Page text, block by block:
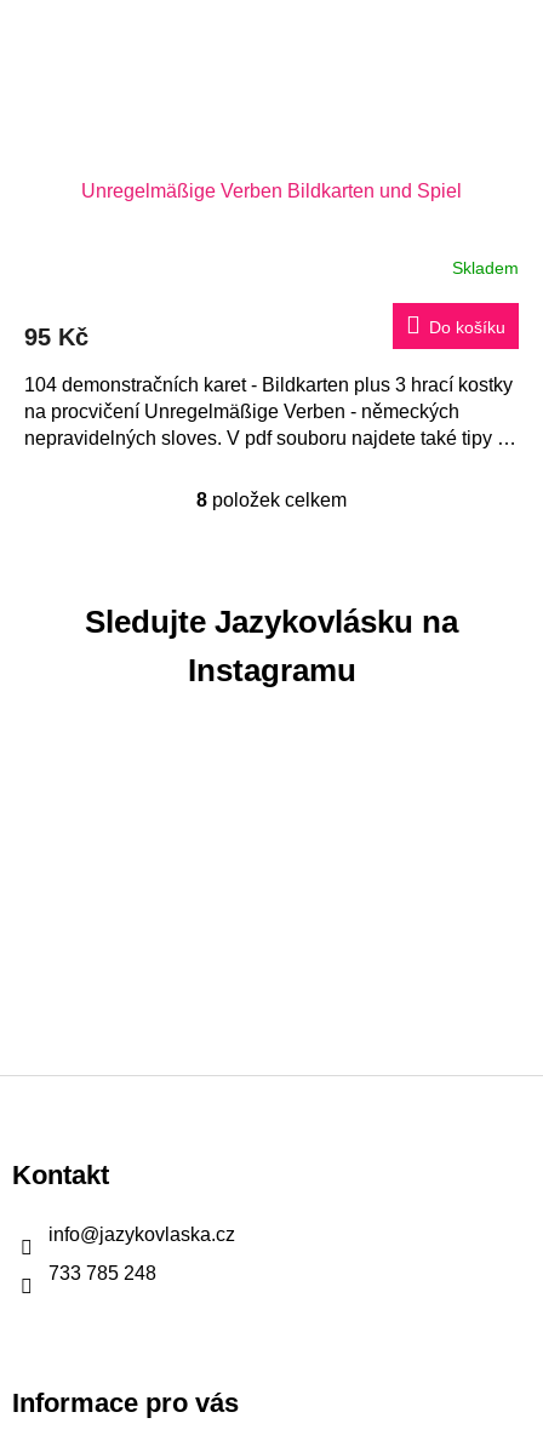
Unregelmäßige Verben Bildkarten und Spiel
Skladem
95 Kč Do košíku
104 demonstračních karet - Bildkarten plus 3 hrací kostky
na procvičení Unregelmäßige Verben - německých
nepravidelných sloves. V pdf souboru najdete také tipy na
O
d
a
c
8 položek celkem
Sledujte Jazykovlásku na
Instagramu
p
aKontakt
info@jazykovlaska.cz
733 785 248
Informace pro vás